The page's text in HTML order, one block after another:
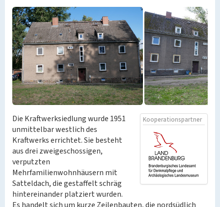
Kooperationspartner
Die Kraftwerksiedlung wurde 1951
unmittelbar westlich des
Kraftwerks errichtet. Sie besteht
aus drei zweigeschossigen,
verputzten
Mehrfamilienwohnhäusern mit
Satteldach, die gestaffelt schräg
hintereinander platziert wurden.